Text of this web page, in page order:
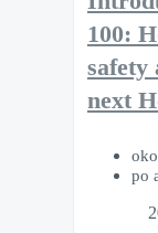
100:
safety
next
po